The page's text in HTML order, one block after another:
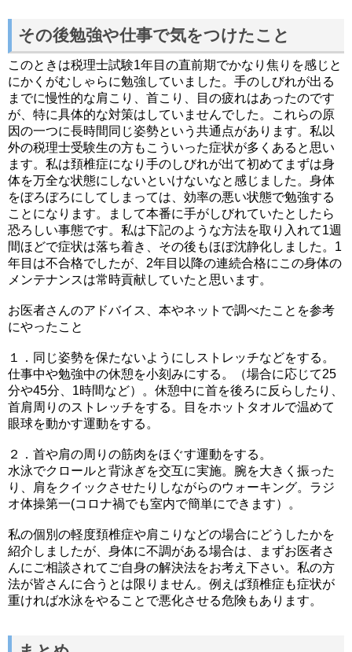
その後勉強や仕事で気をつけたこと
このときは税理士試験1年目の直前期でかなり焦りを感じと
にかくがむしゃらに勉強していました。手のしびれが出る
までに慢性的な肩こり、首こり、目の疲れはあったのです
が、特に具体的な対策はしていませんでした。これらの原
因の一つに長時間同じ姿勢という共通点があります。私以
外の税理士受験生の方もこういった症状が多くあると思い
ます。私は頚椎症になり手のしびれが出て初めてまずは身
体を万全な状態にしないといけないなと感じました。身体
をぼろぼろにしてしまっては、効率の悪い状態で勉強する
ことになります。まして本番に手がしびれていたとしたら
恐ろしい事態です。私は下記のような方法を取り入れて1週
間ほどで症状は落ち着き、その後もほぼ沈静化しました。1
年目は不合格でしたが、2年目以降の連続合格にこの身体の
メンテナンスは常時貢献していたと思います。
お医者さんのアドバイス、本やネットで調べたことを参考
にやったこと
１．同じ姿勢を保たないようにしストレッチなどをする。
仕事中や勉強中の休憩を小刻みにする。（場合に応じて25
分や45分、1時間など）。休憩中に首を後ろに反らしたり、
首肩周りのストレッチをする。目をホットタオルで温めて
眼球を動かす運動をする。
２．首や肩の周りの筋肉をほぐす運動をする。
水泳でクロールと背泳ぎを交互に実施。腕を大きく振った
り、肩をクイックさせたりしながらのウォーキング。ラジ
オ体操第一(コロナ禍でも室内で簡単にできます）。
私の個別の軽度頚椎症や肩こりなどの場合にどうしたかを
紹介しましたが、身体に不調がある場合は、まずお医者さ
んにご相談されてご自身の解決法をお考え下さい。私の方
法が皆さんに合うとは限りません。例えば頚椎症も症状が
重ければ水泳をやることで悪化させる危険もあります。